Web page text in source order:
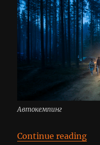
Автокемпинг
Continue reading